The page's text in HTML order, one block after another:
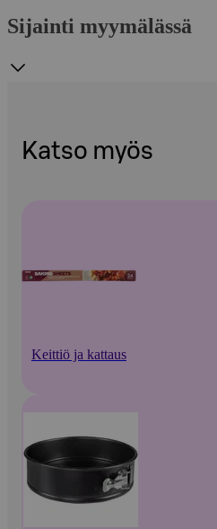
Sijainti myymälässä
Katso myös
Keittiö ja kattaus